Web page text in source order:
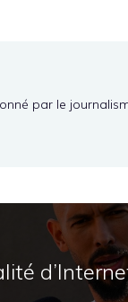
par le